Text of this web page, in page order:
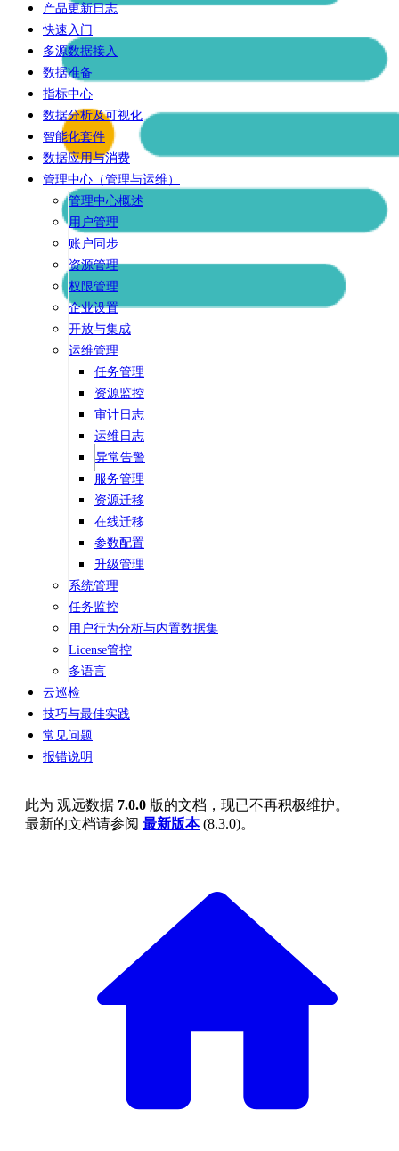
产品更新日志
快速入门
多源数据接入
数据准备
指标中心
数据分析及可视化
智能化套件
数据应用与消费
管理中心（管理与运维）
管理中心概述
用户管理
账户同步
资源管理
权限管理
企业设置
开放与集成
运维管理
任务管理
资源监控
审计日志
运维日志
异常告警
服务管理
资源迁移
在线迁移
参数配置
升级管理
系统管理
任务监控
用户行为分析与内置数据集
License管控
多语言
云巡检
技巧与最佳实践
常见问题
报错说明
此为 观远数据 7.0.0 版的文档，现已不再积极维护。
最新的文档请参阅 最新版本(8.3.0)。